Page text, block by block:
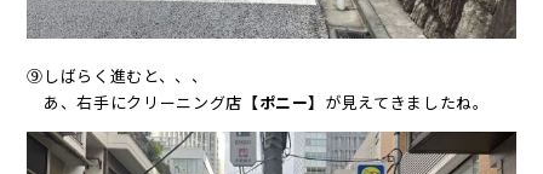
⑨しばらく進むと、、、
あ、右手にクリーニング店 【ポニー】 が見えてきましたね。